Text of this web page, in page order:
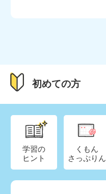
初めての方
学習の
ヒント
くもん
さっぷりん